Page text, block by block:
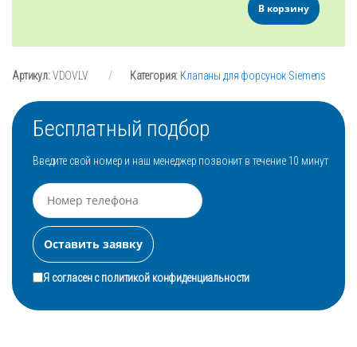
В корзину
Артикул:VDOVLV Категория: Клапаны для форсунок Siemens
Бесплатный подбор
Введите свой номер и наш менеджер позвонит в течение 10 минут
Я согласен сполитикой конфиденциальности